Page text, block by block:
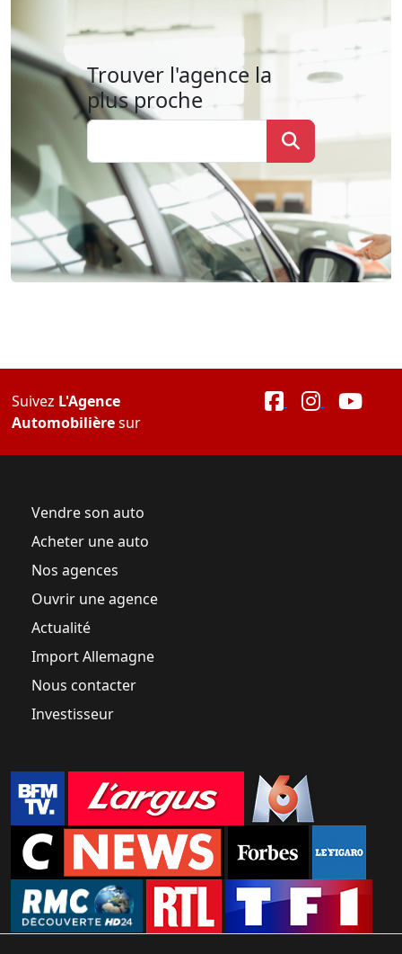
Trouver l'agence la
plus proche
Suivez L'Agence
Automobilièresur
Vendre son auto
Acheter une auto
Nos agences
Ouvrir une agence
Actualité
Import Allemagne
Nous contacter
Investisseur